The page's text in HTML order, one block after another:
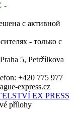
-
с активной
- только с
5, Petržílkova
+420 775 977
express.cz
EX PRESS
přílohy